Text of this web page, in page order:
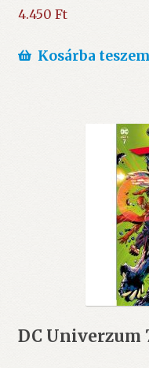
4.450 Ft
Kosárba teszem
DC Univerzum